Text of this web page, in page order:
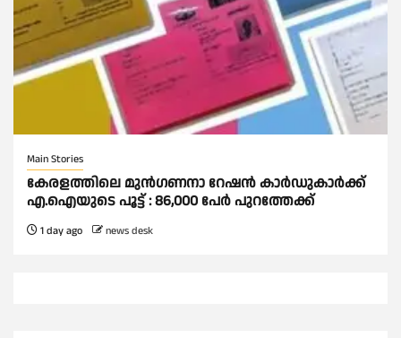
Main Stories
കേരളത്തിലെ മുന്‍ഗണനാ റേഷന്‍ കാര്‍ഡുകാർക്ക്
എ.ഐയുടെ പൂട്ട് : 86,000 പേര്‍ പുറത്തേക്ക്
1 day ago news desk